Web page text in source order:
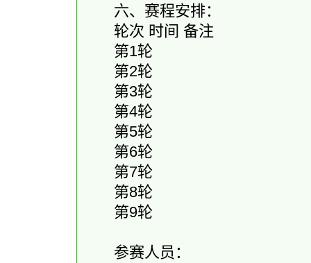
六、赛程安排：
轮次 时间 备注
第1轮
第2轮
第3轮
第4轮
第5轮
第6轮
第7轮
第8轮
第9轮
参赛人员：